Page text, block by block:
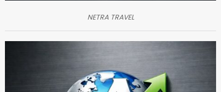
NETRA TRAVEL